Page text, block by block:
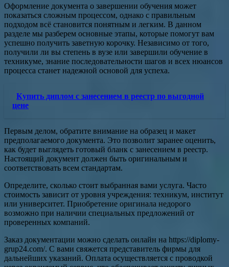
Оформление документа о завершении обучения может
показаться сложным процессом, однако с правильным
подходом всё становится понятным и легким. В данном
разделе мы разберем основные этапы, которые помогут вам
успешно получить заветную корочку. Независимо от того,
получили ли вы степень в вузе или завершили обучение в
техникуме, знание последовательности шагов и всех нюансов
процесса станет надежной основой для успеха.
Купить диплом с занесением в реестр по выгодной
цене
Первым делом, обратите внимание на образец и макет
предполагаемого документа. Это позволит заранее оценить,
как будет выглядеть готовый бланк с занесением в реестр.
Настоящий документ должен быть оригинальным и
соответствовать всем стандартам.
Определите, сколько стоит выбранная вами услуга. Часто
стоимость зависит от уровня учреждения: техникум, институт
или университет. Приобретение оригинала недорого
возможно при наличии специальных предложений от
проверенных компаний.
Заказ документации можно сделать онлайн на https://diplomy-
grup24.com/. С вами свяжется представитель фирмы для
дальнейших указаний. Оплата осуществляется с проводкой